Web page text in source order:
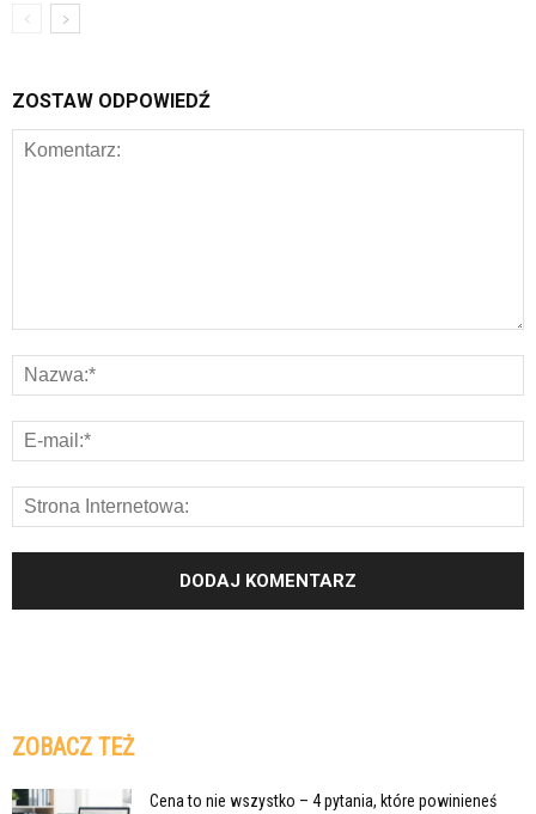
ZOSTAW ODPOWIEDŹ
ZOBACZ TEŻ
Cena to nie wszystko – 4 pytania, które powinieneś